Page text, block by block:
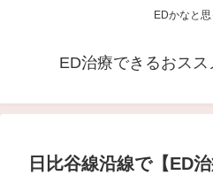
EDかなと思
ED治療できるおス
日比谷線沿線で【ED